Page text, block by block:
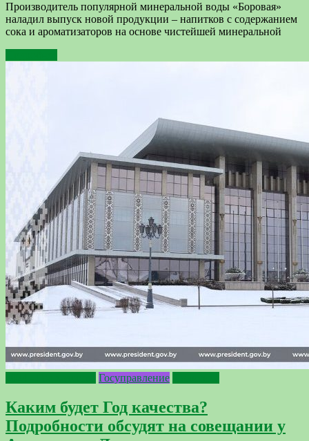
Производитель популярной минеральной воды «Боровая»
наладил выпуск новой продукции – напитков с содержанием
сока и ароматизаторов на основе чистейшей минеральной
Госуправление
Каким будет Год качества?
Подробности обсудят на совещании у